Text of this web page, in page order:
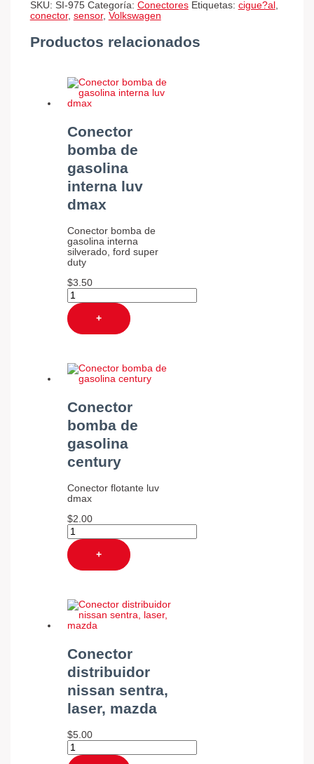
SKU: SI-975 Categoría: Conectores Etiquetas: cigue?al,
conector, sensor, Volkswagen
Productos relacionados
Conector
bomba de
gasolina
interna luv
dmax
Conector bomba de
gasolina interna
silverado, ford super
duty
$3.50
+
Conector
bomba de
gasolina
century
Conector flotante luv
dmax
$2.00
+
Conector
distribuidor
nissan sentra,
laser, mazda
$5.00